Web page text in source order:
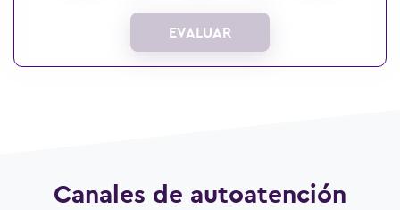
EVALUAR
Canales de autoatención